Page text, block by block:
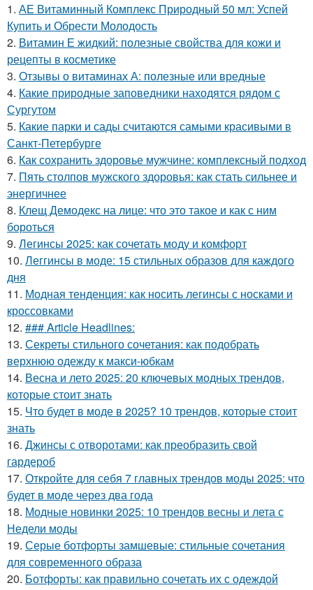
1. АЕ Витаминный Комплекс Природный 50 мл: Успей
Купить и Обрести Молодость
2. Витамин Е жидкий: полезные свойства для кожи и
рецепты в косметике
3. Отзывы о витаминах А: полезные или вредные
4. Какие природные заповедники находятся рядом с
Сургутом
5. Какие парки и сады считаются самыми красивыми в
Санкт-Петербурге
6. Как сохранить здоровье мужчине: комплексный подход
7. Пять столпов мужского здоровья: как стать сильнее и
энергичнее
8. Клещ Демодекс на лице: что это такое и как с ним
бороться
9. Легинсы 2025: как сочетать моду и комфорт
10. Леггинсы в моде: 15 стильных образов для каждого
дня
11. Модная тенденция: как носить легинсы с носками и
кроссовками
12. ### Article Headlines:
13. Секреты стильного сочетания: как подобрать
верхнюю одежду к макси-юбкам
14. Весна и лето 2025: 20 ключевых модных трендов,
которые стоит знать
15. Что будет в моде в 2025? 10 трендов, которые стоит
знать
16. Джинсы с отворотами: как преобразить свой
гардероб
17. Откройте для себя 7 главных трендов моды 2025: что
будет в моде через два года
18. Модные новинки 2025: 10 трендов весны и лета с
Недели моды
19. Серые ботфорты замшевые: стильные сочетания
для современного образа
20. Ботфорты: как правильно сочетать их с одеждой